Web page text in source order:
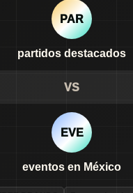
PAR
partidos destacados
VS
EVE
eventos en México